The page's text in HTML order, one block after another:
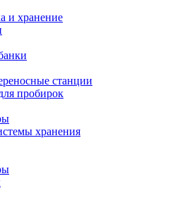
и хранение
станции
пробирок
хранения